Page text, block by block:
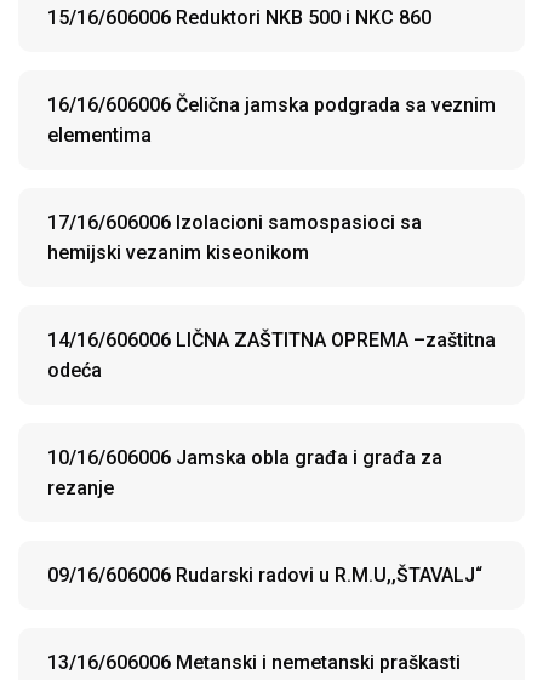
15/16/606006 Reduktori NKB 500 i NKC 860
16/16/606006 Čelična jamska podgrada sa veznim
elementima
17/16/606006 Izolacioni samospasioci sa
hemijski vezanim kiseonikom
14/16/606006 LIČNA ZAŠTITNA OPREMA –zaštitna
odeća
10/16/606006 Jamska obla građa i građa za
rezanje
09/16/606006 Rudarski radovi u R.M.U,,ŠTAVALJ“
13/16/606006 Metanski i nemetanski praškasti